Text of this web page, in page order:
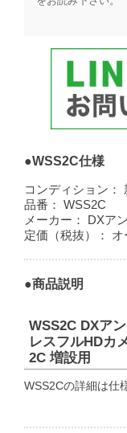
●WSS2C仕様
コンディション：
品番：
WSS2C
メーカー：
DXア
定価（税抜）：
オ
●商品説明
WSS2C DXア
レスフルHDカ
2C 増設用
WSS2Cの詳細は仕